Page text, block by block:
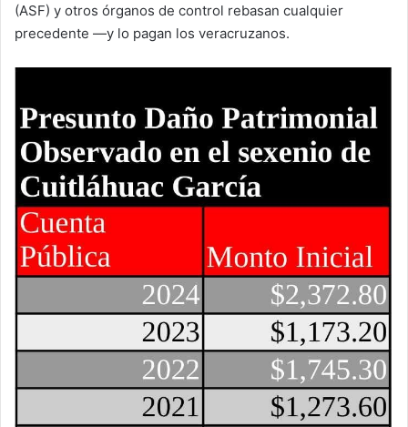
(ASF) y otros órganos de control rebasan cualquier
precedente —y lo pagan los veracruzanos.